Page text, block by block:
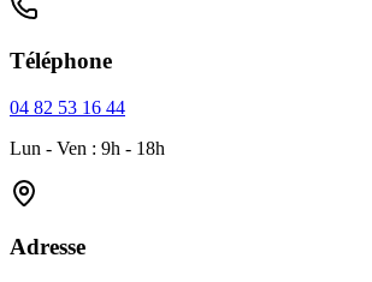
Téléphone
04 82 53 16 44
Lun - Ven : 9h - 18h
Adresse